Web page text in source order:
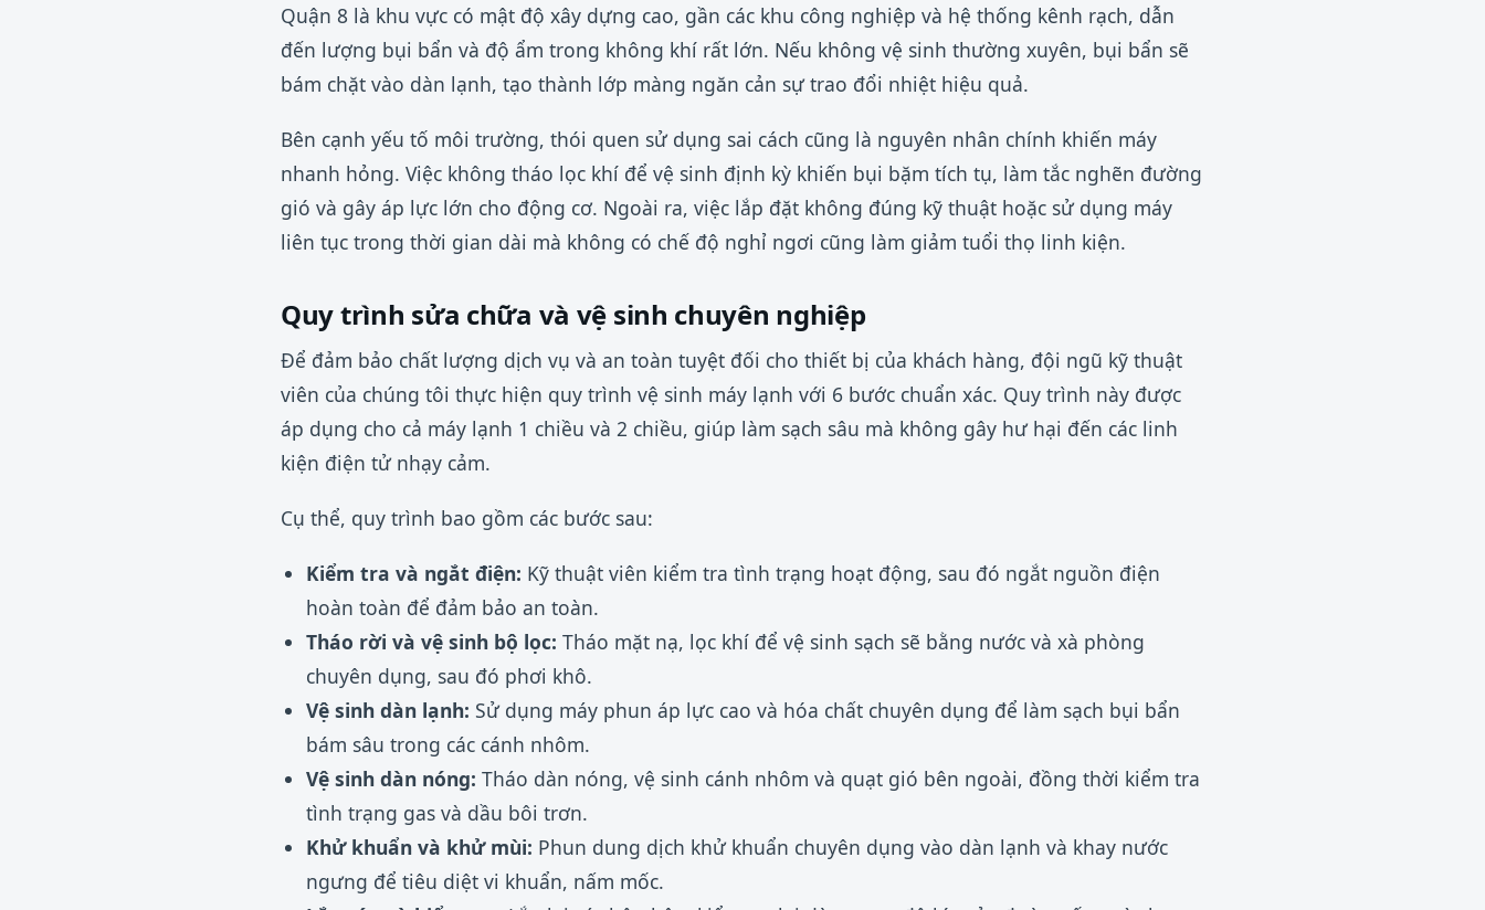
Quận 8 là khu vực có mật độ xây dựng cao, gần các khu công nghiệp và hệ thống kênh rạch, dẫn
đến lượng bụi bẩn và độ ẩm trong không khí rất lớn. Nếu không vệ sinh thường xuyên, bụi bẩn sẽ
bám chặt vào dàn lạnh, tạo thành lớp màng ngăn cản sự trao đổi nhiệt hiệu quả.
Bên cạnh yếu tố môi trường, thói quen sử dụng sai cách cũng là nguyên nhân chính khiến máy
nhanh hỏng. Việc không tháo lọc khí để vệ sinh định kỳ khiến bụi bặm tích tụ, làm tắc nghẽn đường
gió và gây áp lực lớn cho động cơ. Ngoài ra, việc lắp đặt không đúng kỹ thuật hoặc sử dụng máy
liên tục trong thời gian dài mà không có chế độ nghỉ ngơi cũng làm giảm tuổi thọ linh kiện.
Quy trình sửa chữa và vệ sinh chuyên nghiệp
Để đảm bảo chất lượng dịch vụ và an toàn tuyệt đối cho thiết bị của khách hàng, đội ngũ kỹ thuật
viên của chúng tôi thực hiện quy trình vệ sinh máy lạnh với 6 bước chuẩn xác. Quy trình này được
áp dụng cho cả máy lạnh 1 chiều và 2 chiều, giúp làm sạch sâu mà không gây hư hại đến các linh
kiện điện tử nhạy cảm.
Cụ thể, quy trình bao gồm các bước sau:
Kiểm tra và ngắt điện: Kỹ thuật viên kiểm tra tình trạng hoạt động, sau đó ngắt nguồn điện
hoàn toàn để đảm bảo an toàn.
Tháo rời và vệ sinh bộ lọc: Tháo mặt nạ, lọc khí để vệ sinh sạch sẽ bằng nước và xà phòng
chuyên dụng, sau đó phơi khô.
Vệ sinh dàn lạnh: Sử dụng máy phun áp lực cao và hóa chất chuyên dụng để làm sạch bụi bẩn
bám sâu trong các cánh nhôm.
Vệ sinh dàn nóng: Tháo dàn nóng, vệ sinh cánh nhôm và quạt gió bên ngoài, đồng thời kiểm tra
tình trạng gas và dầu bôi trơn.
Khử khuẩn và khử mùi: Phun dung dịch khử khuẩn chuyên dụng vào dàn lạnh và khay nước
ngưng để tiêu diệt vi khuẩn, nấm mốc.